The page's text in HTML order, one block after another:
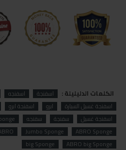
الكلمات الدليليلة : اسفنجة اسفنجه
اسفنجة غسيل السيارة
ابرو اسفنجة ابرو
اسفنجة غسيل
سفنجة سفنجه
ABRO Sponge
Jumbo Sponge
ABRO big Sponge
big Sponge